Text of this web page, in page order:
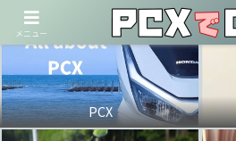
PCX
メニュー